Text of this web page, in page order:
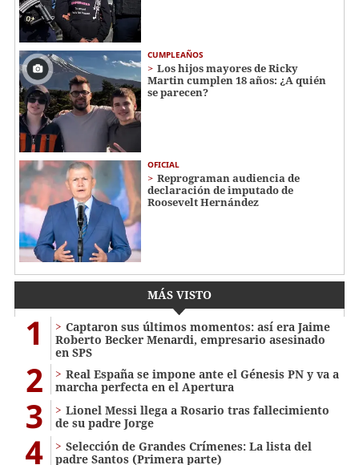
CUMPLEAÑOS
Los hijos mayores de Ricky
Martin cumplen 18 años: ¿A quién
se parecen?
OFICIAL
Reprograman audiencia de
declaración de imputado de
Roosevelt Hernández
MÁS VISTO
1
Captaron sus últimos momentos: así era Jaime
Roberto Becker Menardi​​​, empresario asesinado
en SPS
2
Real España se impone ante el Génesis PN y va a
marcha perfecta en el Apertura
3
Lionel Messi llega a Rosario tras fallecimiento
de su padre Jorge
4
Selección de Grandes Crímenes: La lista del
padre Santos (Primera parte)